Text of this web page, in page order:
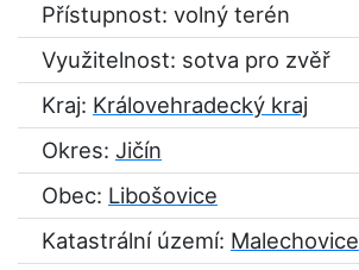
Přístupnost: volný terén
Využitelnost: sotva pro zvěř
Kraj: Královehradecký kraj
Okres: Jičín
Obec: Libošovice
Katastrální území: Malechovice